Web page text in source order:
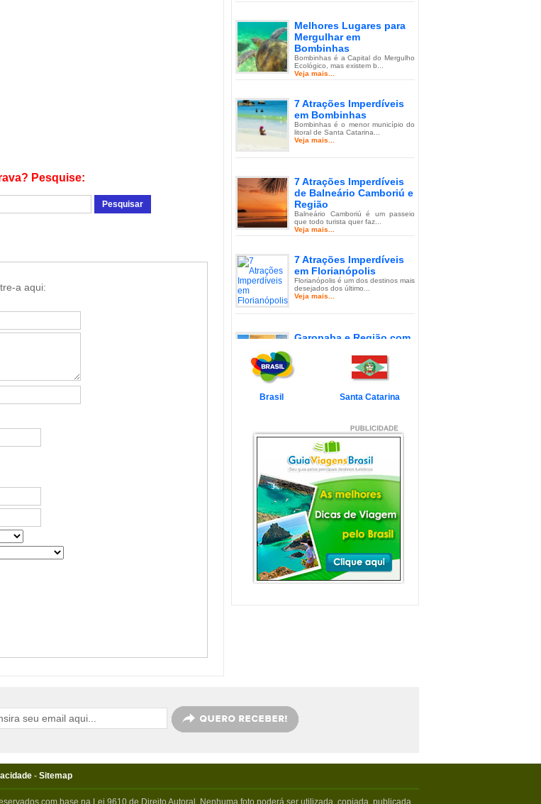
Pesquise:
a aqui:
Melhores Lugares para
Mergulhar em
Bombinhas
Bombinhas é a Capital do Mergulho
Ecológico, mas existem b...
Veja mais...
7 Atrações Imperdíveis
em Bombinhas
Bombinhas é o menor município do
litoral de Santa Catarina...
Veja mais...
7 Atrações Imperdíveis
de Balneário Camboriú e
Região
Balneário Camboriú é um passeio
que todo turista quer faz...
Veja mais...
7 Atrações Imperdíveis
em Florianópolis
Florianópolis é um dos destinos mais
desejados dos último...
Veja mais...
Garopaba e Região com
Garopaba é um município de Santa
Catarina a 80 quilômetro...
Veja mais...
com Crianças
Simplesmente magnífico! Assim
pode ser descrito o Litoral d...
Veja mais...
Balneário Camboriú e
arredores com Crianças
Balneário Camboriú fica em Santa
Catarina, mais especifica...
Veja mais...
Florianópolis com
crianças: as melhores
5 PRAIAS DE FLORIPA
Brasil Santa Catarina
- Sitemap
com base na Lei 9610 de Direito Autoral. Nenhuma foto poderá ser utilizada, copiada, publicada